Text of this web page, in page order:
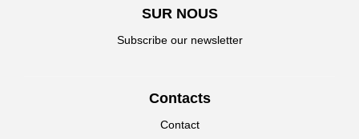
SUR NOUS
Subscribe our newsletter
Contacts
Contact